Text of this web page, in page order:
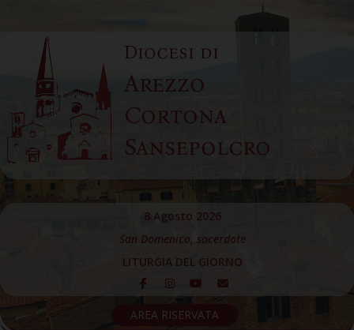
content
Diocesi di
Arezzo
Cortona
Sansepolcro
8 Agosto 2026
San Domenico, sacerdote
LITURGIA DEL GIORNO
AREA RISERVATA